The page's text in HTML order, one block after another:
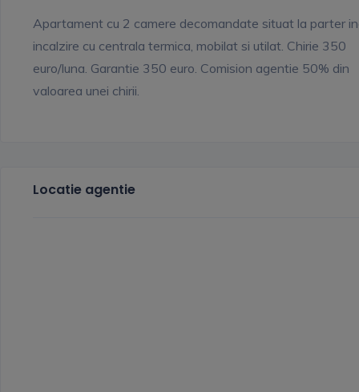
Apartament cu 2 camere decomandate situat la parter
incalzire cu centrala termica, mobilat si utilat. Chirie 350
euro/luna. Garantie 350 euro. Comision agentie 50% din
valoarea unei chirii.
Locatie agentie